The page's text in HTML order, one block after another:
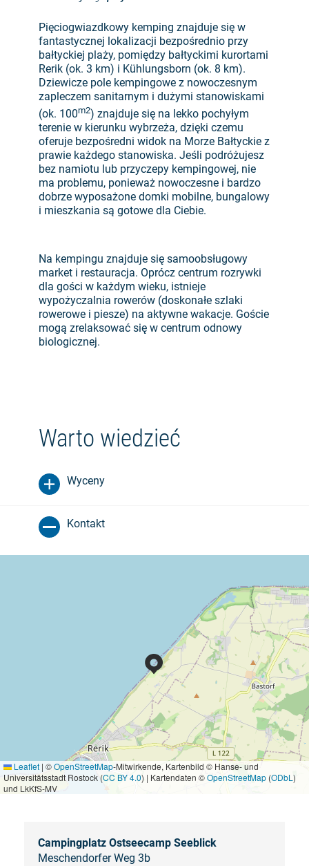
Pięciogwiazdkowy kemping znajduje się w
fantastycznej lokalizacji bezpośrednio przy
bałtyckiej plaży, pomiędzy bałtyckimi kurortami
Rerik (ok. 3 km) i Kühlungsborn (ok. 8 km).
Dziewicze pole kempingowe z nowoczesnym
zapleczem sanitarnym i dużymi stanowiskami
(ok. 100m2) znajduje się na lekko pochyłym
terenie w kierunku wybrzeża, dzięki czemu
oferuje bezpośredni widok na Morze Bałtyckie z
prawie każdego stanowiska. Jeśli podróżujesz
bez namiotu lub przyczepy kempingowej, nie
ma problemu, ponieważ nowoczesne i bardzo
dobrze wyposażone domki mobilne, bungalowy
i mieszkania są gotowe dla Ciebie.
Na kempingu znajduje się samoobsługowy
market i restauracja. Oprócz centrum rozrywki
dla gości w każdym wieku, istnieje
wypożyczalnia rowerów (doskonałe szlaki
rowerowe i piesze) na aktywne wakacje. Goście
mogą zrelaksować się w centrum odnowy
biologicznej.
Warto wiedzieć
Wyceny
Kontakt
Leaflet | ©OpenStreetMap-Mitwirkende, Kartenbild © Hanse- und
Universitätsstadt Rostock (CC BY 4.0) | Kartendaten ©OpenStreetMap (ODbL )
und LkKfS-MV
Campingplatz Ostseecamp Seeblick
Meschendorfer Weg 3b